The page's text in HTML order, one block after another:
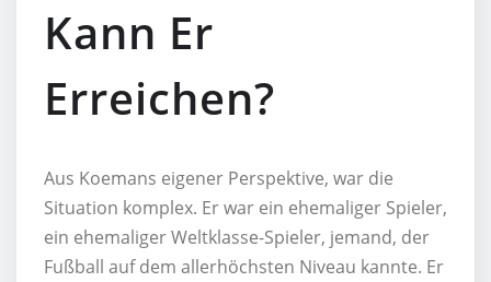
Kann Er
Erreichen?
Aus Koemans eigener Perspektive, war die
Situation komplex. Er war ein ehemaliger Spieler,
ein ehemaliger Weltklasse-Spieler, jemand, der
Fußball auf dem allerhöchsten Niveau kannte. Er